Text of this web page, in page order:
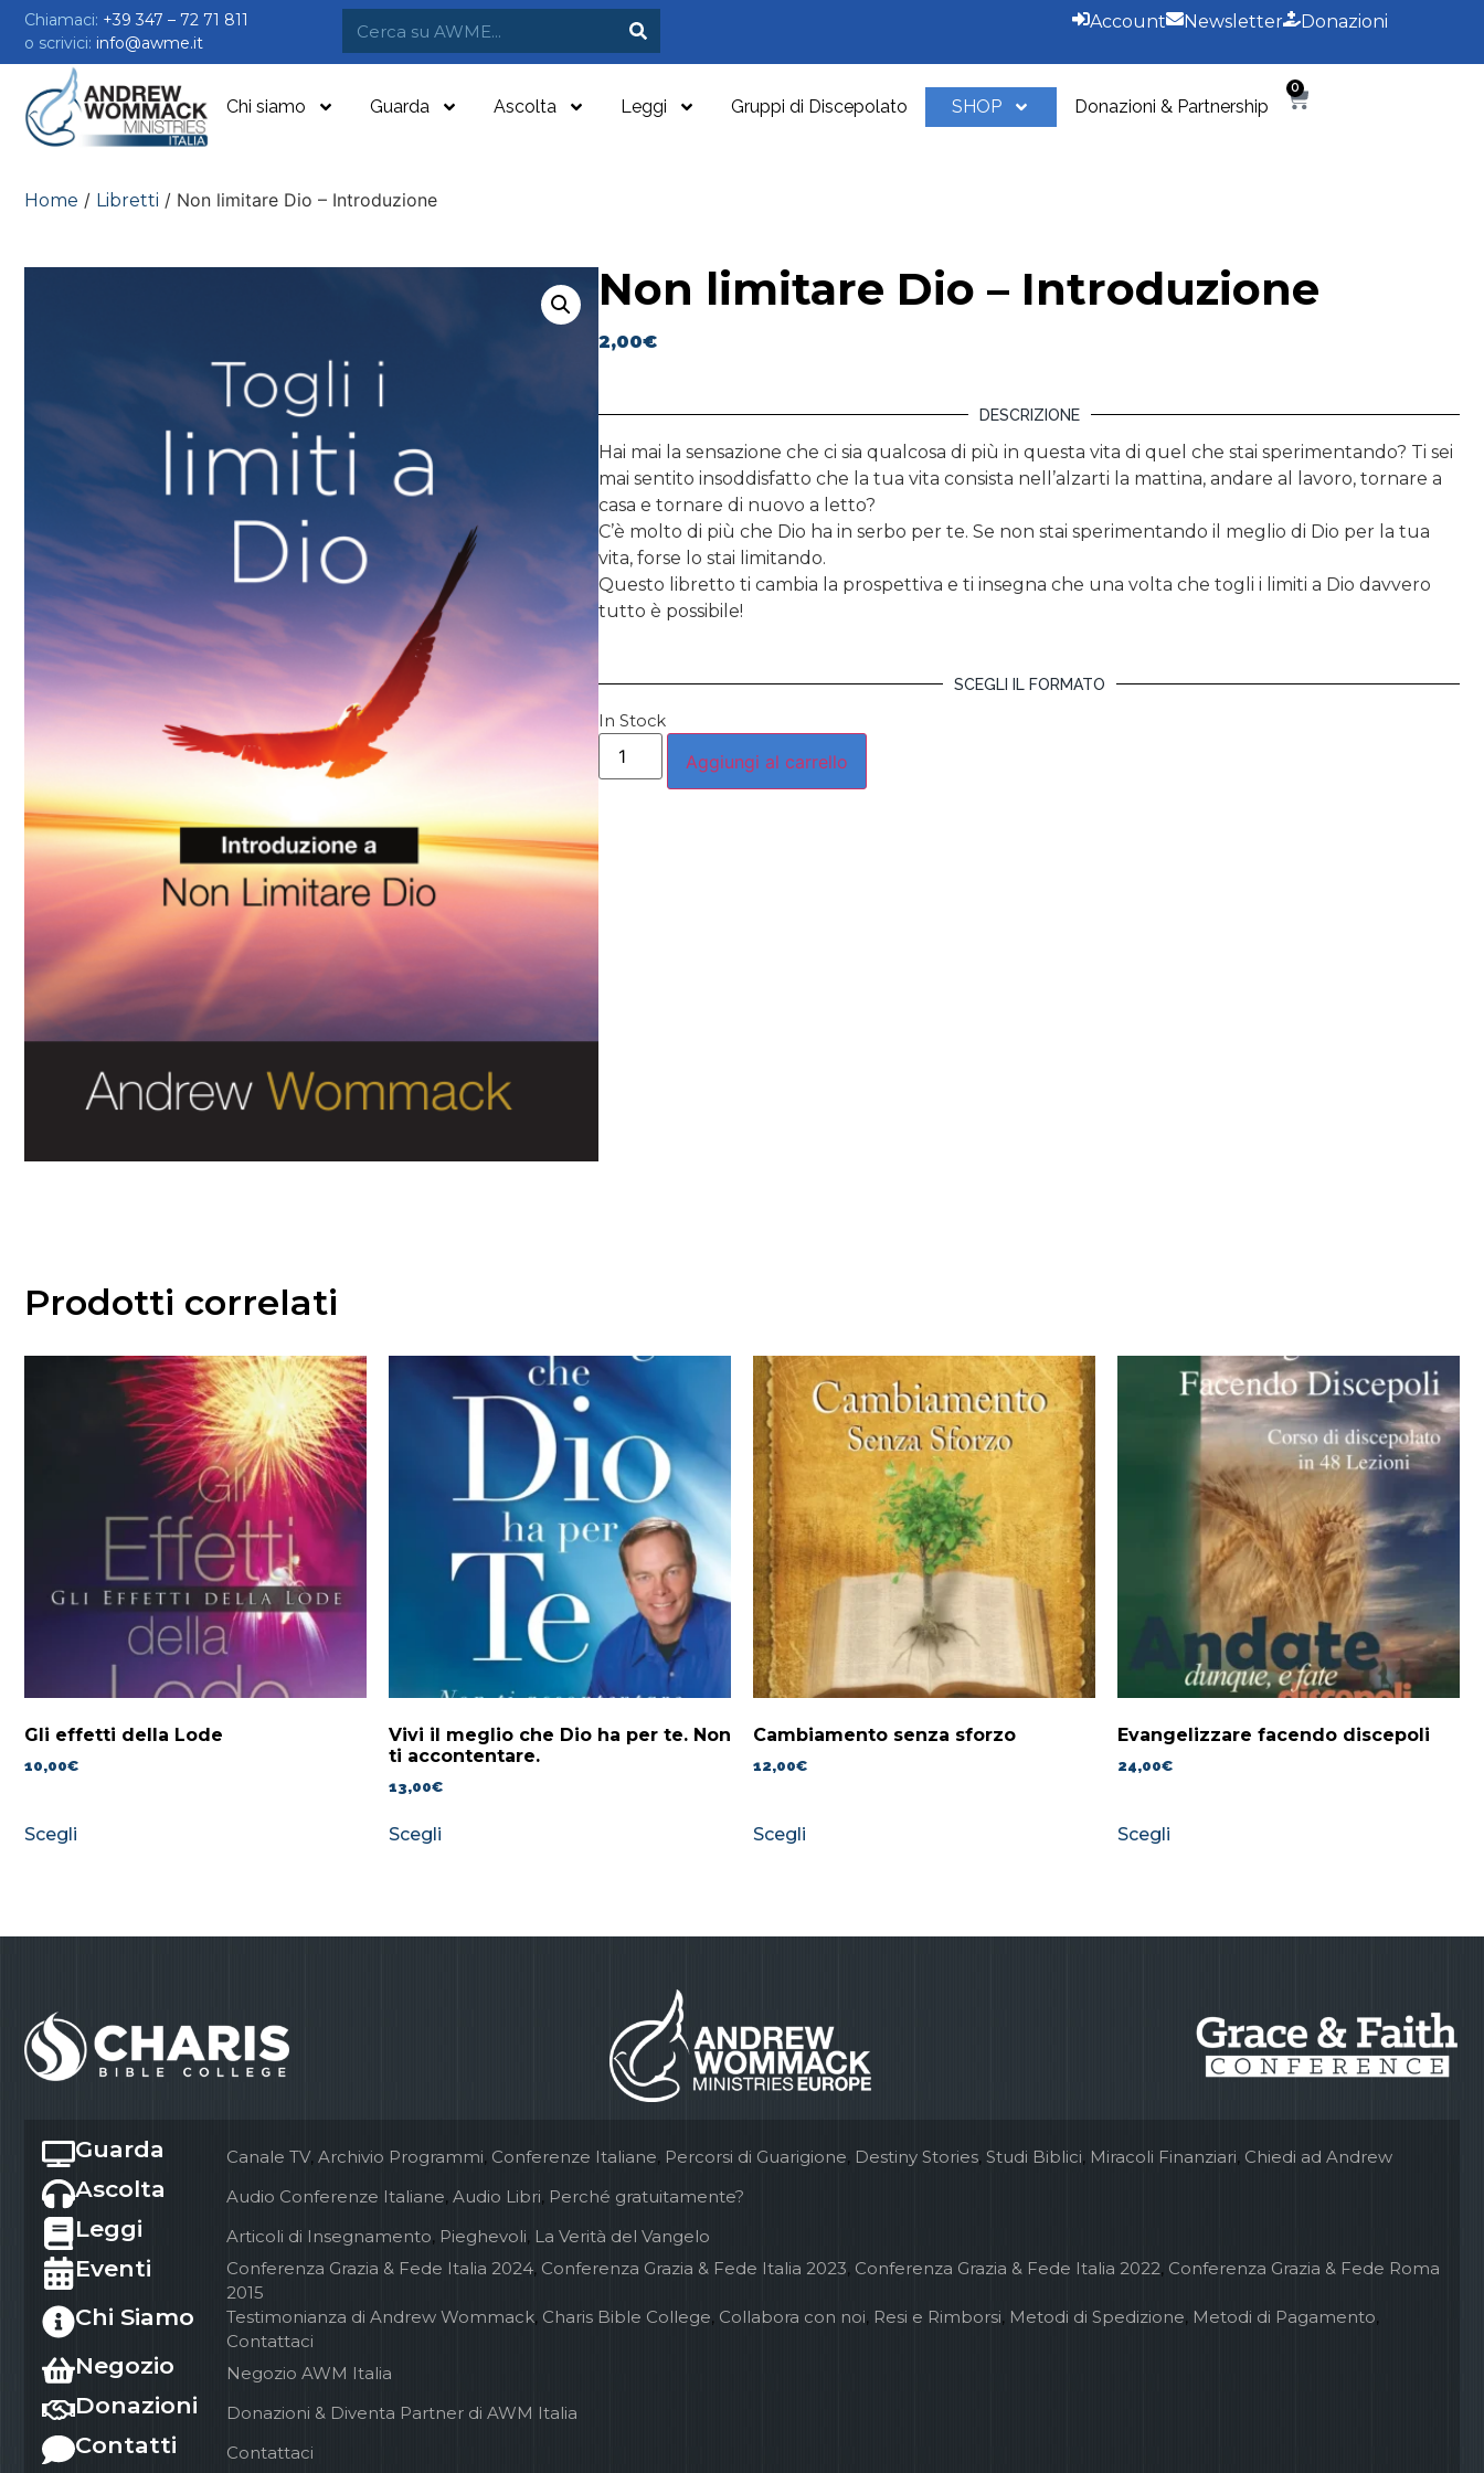
Chiamaci: +39 347 – 72 71 811
o scrivici: info@awme.it
Account Newsletter Donazioni
Chi siamo Guarda Ascolta Leggi Gruppi di Discepolato SHOP Donazioni & Partnership
0
Home / Libretti / Non limitare Dio – Introduzione
Non limitare Dio – Introduzione
2,00€
DESCRIZIONE
Hai mai la sensazione che ci sia qualcosa di più in questa vita di quel che stai sperimentando? Ti sei
mai sentito insoddisfatto che la tua vita consista nell’alzarti la mattina, andare al lavoro, tornare a
casa e tornare di nuovo a letto?
C’è molto di più che Dio ha in serbo per te. Se non stai sperimentando il meglio di Dio per la tua
vita, forse lo stai limitando.
Questo libretto ti cambia la prospettiva e ti insegna che una volta che togli i limiti a Dio davvero
tutto è possibile!
SCEGLI IL FORMATO
In Stock
Aggiungi al carrello
Prodotti correlati
Gli effetti della Lode
10,00€
Scegli
Vivi il meglio che Dio ha per te. Non
ti accontentare.
13,00€
Scegli
Cambiamento senza sforzo
12,00€
Scegli
Evangelizzare facendo discepoli
24,00€
Scegli
Guarda Canale TV, Archivio Programmi, Conferenze Italiane, Percorsi di Guarigione, Destiny Stories, Studi Biblici, Miracoli Finanziari, Chiedi ad Andrew
Ascolta Audio Conferenze Italiane, Audio Libri, Perché gratuitamente?
Leggi Articoli di Insegnamento, Pieghevoli, La Verità del Vangelo
Eventi Conferenza Grazia & Fede Italia 2024, Conferenza Grazia & Fede Italia 2023, Conferenza Grazia & Fede Italia 2022, Conferenza Grazia & Fede Roma
2015
Chi Siamo Testimonianza di Andrew Wommack, Charis Bible College, Collabora con noi, Resi e Rimborsi, Metodi di Spedizione, Metodi di Pagamento,
Contattaci
Negozio Negozio AWM Italia
Donazioni Donazioni & Diventa Partner di AWM Italia
Contatti Contattaci